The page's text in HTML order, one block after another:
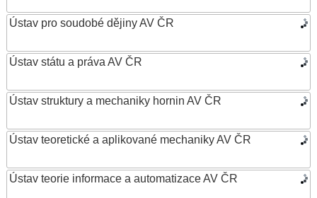
Ústav pro soudobé dějiny AV ČR
Ústav státu a práva AV ČR
Ústav struktury a mechaniky hornin AV ČR
Ústav teoretické a aplikované mechaniky AV ČR
Ústav teorie informace a automatizace AV ČR